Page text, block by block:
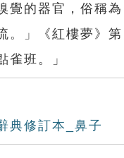
覺的器官，俗稱
。」《紅樓夢》
雀班。」
典修訂本_鼻子